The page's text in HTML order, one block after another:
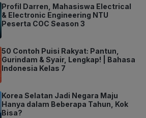
Profil Darren, Mahasiswa Electrical
& Electronic Engineering NTU
Peserta COC Season 3
50 Contoh Puisi Rakyat: Pantun,
Gurindam & Syair, Lengkap! | Bahasa
Indonesia Kelas 7
Korea Selatan Jadi Negara Maju
Hanya dalam Beberapa Tahun, Kok
Bisa?